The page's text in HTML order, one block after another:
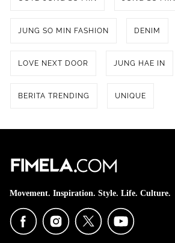
JUNG SO MIN FASHION DENIM
LOVE NEXT DOOR JUNG HAE IN
BERITA TRENDING UNIQUE
Movement. Inspiration. Style. Life. Culture.